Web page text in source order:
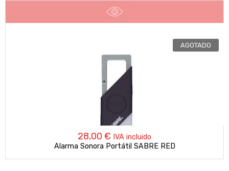
AGOTADO
28,00 € IVA incluido
Alarma Sonora Portátil SABRE RED